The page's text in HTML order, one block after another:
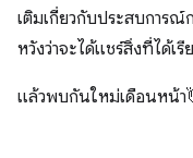
เติมเกี่ยวกับประสบการ
หวังว่าจะได้แชร์สิ่งที่ได้เ
แล้วพบกันใหม่เดือนหน้า